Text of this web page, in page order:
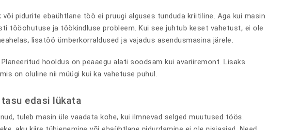
või pidurite ebaühtlane töö ei pruugi alguses tunduda kriitiline. Aga kui masin
tööohutuse ja töökindluse probleem. Kui see juhtub keset vahetust, ei ole
lisatöö ümberkorraldused ja vajadus asendusmasina järele.
hooldus on peaaegu alati soodsam kui avariiremont. Lisaks
on oluline nii müügi kui ka vahetuse puhul.
edasi lükata
tuleb masin üle vaadata kohe, kui ilmnevad selged muutused töös.